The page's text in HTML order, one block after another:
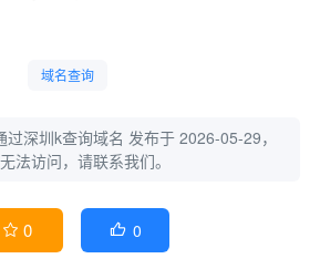
域名查询
过深圳k查询域名 发布于 2026-05-29，
法访问，请联系我们。
 0  0